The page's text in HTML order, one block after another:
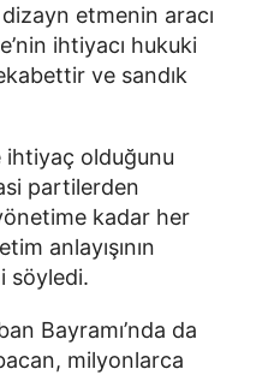
etmenin aracı
ihtiyacı hukuki
ve sandık
ihtiyaç olduğunu
partilerden
kadar her
anlayışının
söyledi.
Bayramı’nda da
milyonlarca